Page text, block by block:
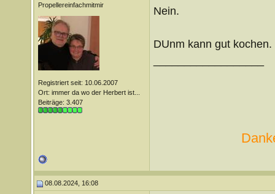
Propellereinfachmitmir
Registriert seit: 10.06.2007
Ort: immer da wo der Herbert ist...
Beiträge: 3.407
Nein.
DUnm kann gut kochen.
08.08.2024, 16:08